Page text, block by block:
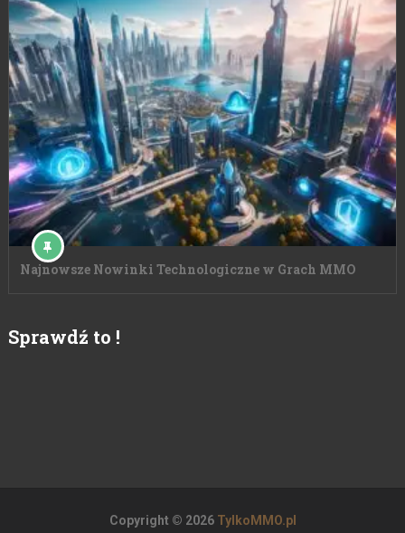
Najnowsze Nowinki Technologiczne w Grach MMO
Sprawdź to !
Copyright © 2026 TylkoMMO.pl